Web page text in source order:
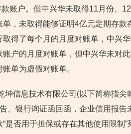
账户。但中兴华未取得11月份、
，未取得能够证明4亿元定期存款
得了每个月的月度对账单，中兴
户的月度对账单，但中兴华未对
单为虚假对账单。
坤信息技术有限公司(以下简称指尖
、银行询证函回函，企业信用报告
是否用于担保或存在其他使用限制”